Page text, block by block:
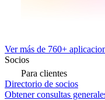
Ver más de 760+
Socios
Para clientes
Directorio de socios
Obtener consultas